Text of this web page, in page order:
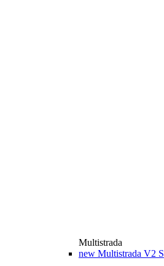
Multistrada
new Multistrada V2 S